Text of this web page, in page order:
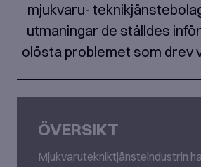
mjukvaru-
utmaningar de ställdes
olösta problemet som drev
ÖVERSIKT
Mjukvarutekniktjänsteindustrin